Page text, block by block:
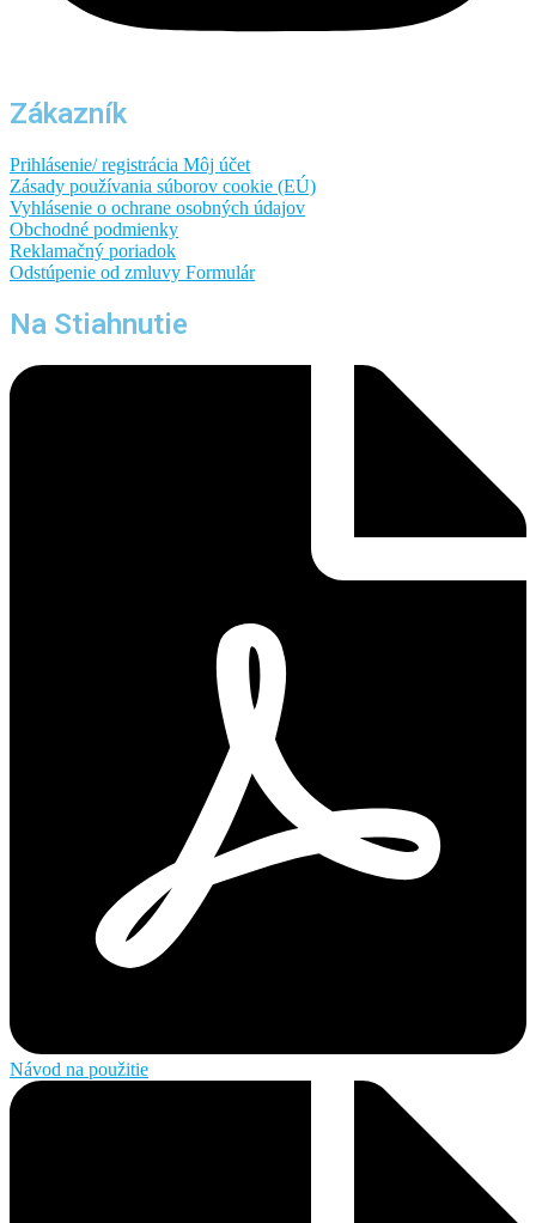
Zákazník
Prihlásenie/ registrácia Môj účet
Zásady používania súborov cookie (EÚ)
Vyhlásenie o ochrane osobných údajov
Obchodné podmienky
Reklamačný poriadok
Odstúpenie od zmluvy Formulár
Na Stiahnutie
Návod na použitie